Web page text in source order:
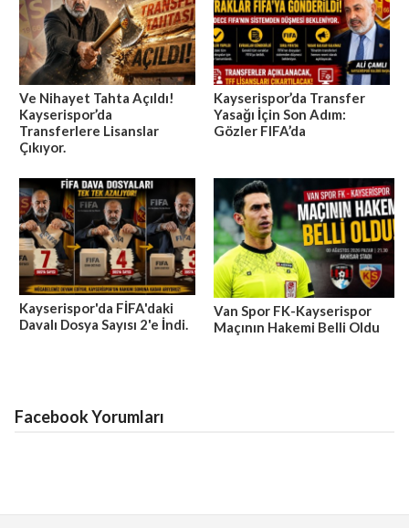
Ve Nihayet Tahta Açıldı!
Kayserispor’da
Transferlere Lisanslar
Çıkıyor.
Kayserispor’da Transfer
Yasağı İçin Son Adım:
Gözler FIFA’da
Kayserispor'da FİFA'daki
Davalı Dosya Sayısı 2'e İndi.
Van Spor FK-Kayserispor
Maçının Hakemi Belli Oldu
Facebook Yorumları